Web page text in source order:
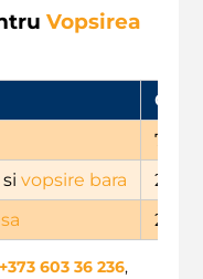
Vopsirea
Cost
7699
si vopsire bara
2364
2749
+373 603 36 236,